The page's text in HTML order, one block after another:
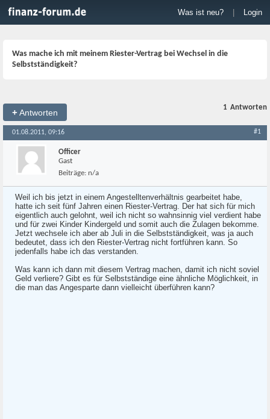
Was ist neu? Login
Was mache ich mit meinem Riester-Vertrag bei Wechsel in die
Selbstständigkeit?
+Antworten
1 Antworten
01.08.2011, 09:16 #1
Officer
Gast
Beiträge: n/a
Weil ich bis jetzt in einem Angestelltenverhältnis gearbeitet habe,
hatte ich seit fünf Jahren einen Riester-Vertrag. Der hat sich für mich
eigentlich auch gelohnt, weil ich nicht so wahnsinnig viel verdient habe
und für zwei Kinder Kindergeld und somit auch die Zulagen bekomme.
Jetzt wechsele ich aber ab Juli in die Selbstständigkeit, was ja auch
bedeutet, dass ich den Riester-Vertrag nicht fortführen kann. So
jedenfalls habe ich das verstanden.
Was kann ich dann mit diesem Vertrag machen, damit ich nicht soviel
Geld verliere? Gibt es für Selbstständige eine ähnliche Möglichkeit, in
die man das Angesparte dann vielleicht überführen kann?